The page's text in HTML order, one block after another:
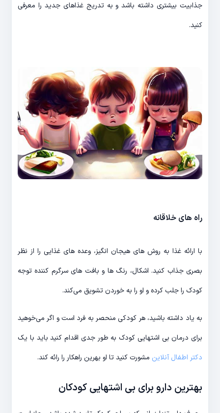
جذابیت بیشتری داشته باشد و به تدریج غذاهای جدید را معرفی
کنید.
راه های خلاقانه
با ارائه غذا به روش های هیجان انگیز، وعده های غذایی را از نظر
بصری جذاب کنید. اشکال، رنگ ها و بافت های سرگرم کننده توجه
کودک را جلب کرده و او را به خوردن تشویق می‌کند.
به یاد داشته باشید، هر کودکی منحصر به فرد است و اگر می‌خوهید
برای درمان بی اشتهایی کودک به طور جدی اقدام کنید باید با یک
دکتر اطفال آنلاین مشورت کنید تا او بهرین راهکار را رائه کند.
بهترین دارو برای بی اشتهایی کودکان